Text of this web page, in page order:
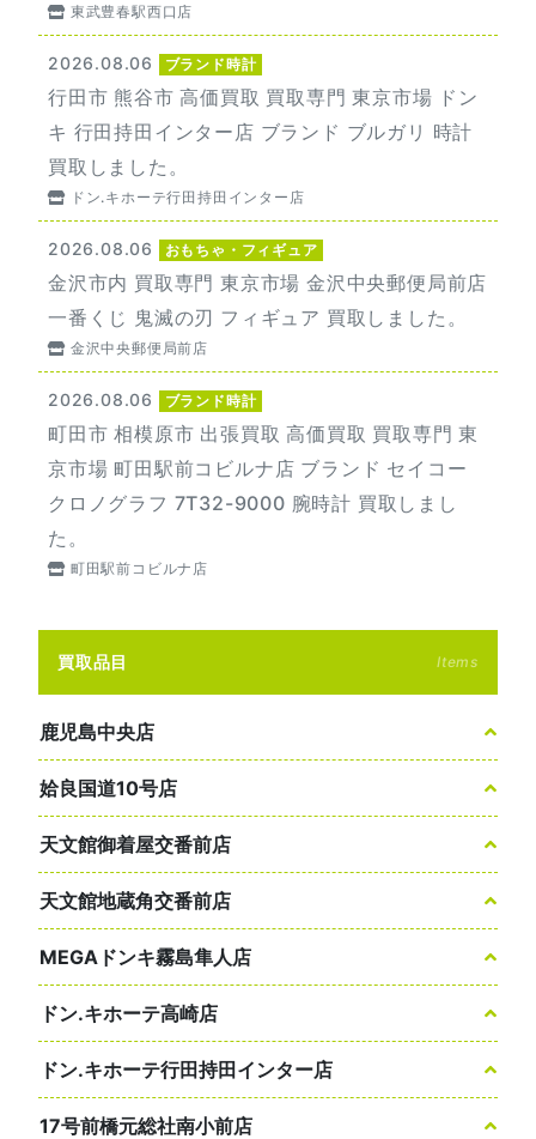
東武豊春駅西口店
2026.08.06 ブランド時計
行田市 熊谷市 高価買取 買取専門 東京市場 ドン
キ 行田持田インター店 ブランド ブルガリ 時計
買取しました。
ドン.キホーテ行田持田インター店
2026.08.06 おもちゃ・フィギュア
金沢市内 買取専門 東京市場 金沢中央郵便局前店
一番くじ 鬼滅の刃 フィギュア 買取しました。
金沢中央郵便局前店
2026.08.06 ブランド時計
町田市 相模原市 出張買取 高価買取 買取専門 東
京市場 町田駅前コビルナ店 ブランド セイコー
クロノグラフ 7T32-9000 腕時計 買取しまし
た。
町田駅前コビルナ店
買取品目 Items
鹿児島中央店
姶良国道10号店
天文館御着屋交番前店
天文館地蔵角交番前店
MEGAドンキ霧島隼人店
ドン.キホーテ高崎店
ドン.キホーテ行田持田インター店
17号前橋元総社南小前店